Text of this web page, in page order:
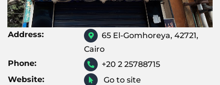
Address:
65 El-Gomhoreya, 42721,
Cairo
Phone:
+20 2 25788715
Website:
Go to site